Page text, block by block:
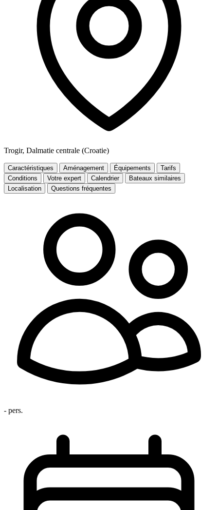
Trogir, Dalmatie centrale (Croatie)
Caractéristiques Aménagement Équipements
Tarifs
Conditions
Votre expert Calendrier
Bateaux similaires
Localisation
Questions fréquentes
- pers.